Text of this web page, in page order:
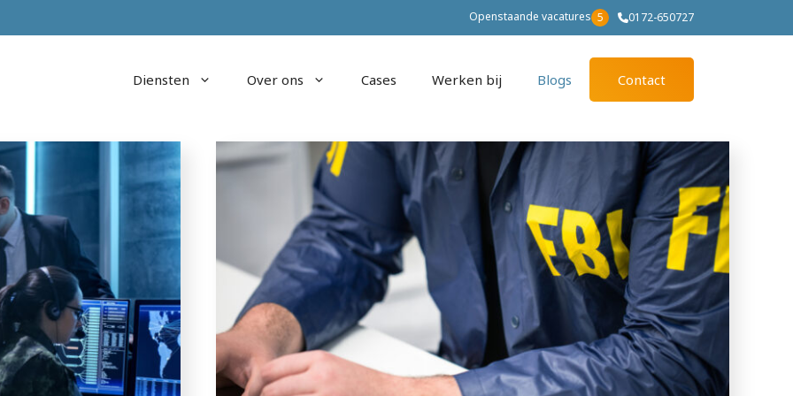
Openstaande vacatures 5 0172-650727
Diensten Over ons Cases Werken bij Blogs Contact